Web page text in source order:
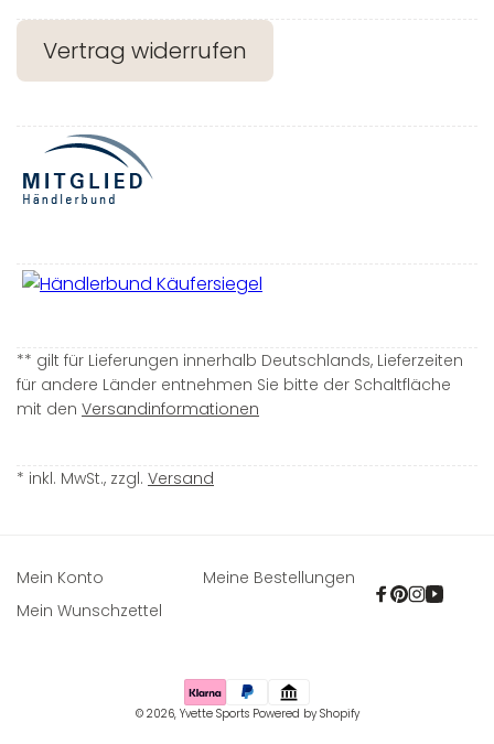
Vertrag widerrufen
** gilt für Lieferungen innerhalb Deutschlands, Lieferzeiten
für andere Länder entnehmen Sie bitte der Schaltfläche
mit den Versandinformationen
* inkl. MwSt., zzgl. Versand
Mein Konto
Meine Bestellungen
Mein Wunschzettel
Facebook
Pinterest
Zahlungsmethoden
© 2026, Yvette Sports Powered by Shopify